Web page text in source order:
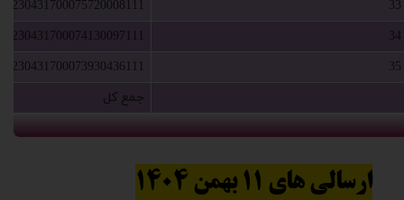
33
34
35
‫جمع کل‬‏
ارسالی های 11 بهمن 1404